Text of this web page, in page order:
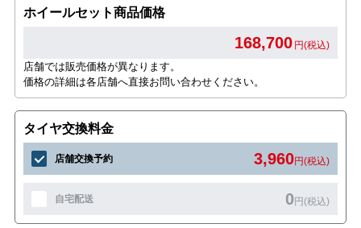
ホイールセット商品価格
168,700 円(税込)
店舗では販売価格が異なります。
価格の詳細は各店舗へ直接お問い合わせください。
タイヤ交換料金
店舗交換予約 3,960円(税込)
自宅配送 0円(税込)